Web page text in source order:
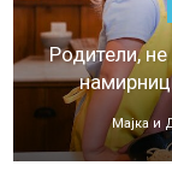
Родители,
Мајка и